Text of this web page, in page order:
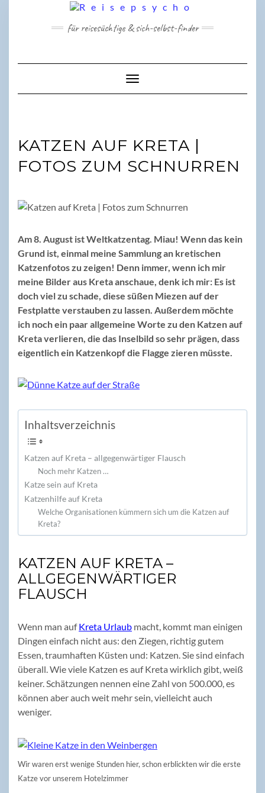
für reisesüchtige & sich-selbst-finder
Toggle Navigation
KATZEN AUF KRETA |
FOTOS ZUM SCHNURREN
Am 8. August ist Weltkatzentag. Miau! Wenn das kein
Grund ist, einmal meine Sammlung an kretischen
Katzenfotos zu zeigen! Denn immer, wenn ich mir
meine Bilder aus Kreta anschaue, denk ich mir: Es ist
doch viel zu schade, diese süßen Miezen auf der
Festplatte verstauben zu lassen. Außerdem möchte
ich noch ein paar allgemeine Worte zu den Katzen auf
Kreta verlieren, die das Inselbild so sehr prägen, dass
eigentlich ein Katzenkopf die Flagge zieren müsste.
Inhaltsverzeichnis
Katzen auf Kreta – allgegenwärtiger Flausch
Noch mehr Katzen …
Katze sein auf Kreta
Katzenhilfe auf Kreta
Welche Organisationen kümmern sich um die Katzen auf
Kreta?
KATZEN AUF KRETA –
ALLGEGENWÄRTIGER
FLAUSCH
Wenn man aufKreta Urlaub macht, kommt man einigen
Dingen einfach nicht aus: den Ziegen, richtig gutem
Essen, traumhaften Küsten und: Katzen. Sie sind einfach
überall. Wie viele Katzen es auf Kreta wirklich gibt, weiß
keiner. Schätzungen nennen eine Zahl von 500.000, es
können aber auch weit mehr sein, vielleicht auch
weniger.
Wir waren erst wenige Stunden hier, schon erblickten wir die erste
Katze vor unserem Hotelzimmer